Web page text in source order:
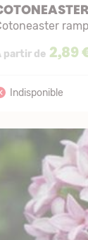
partir de 2,89